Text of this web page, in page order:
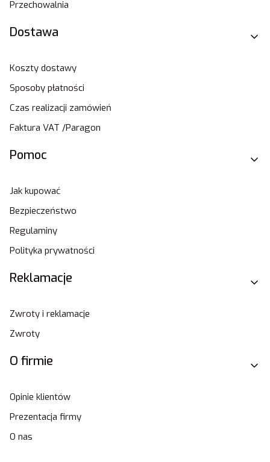
Przechowalnia
Dostawa
Koszty dostawy
Sposoby płatności
Czas realizacji zamówień
Faktura VAT /Paragon
Pomoc
Jak kupować
Bezpieczeństwo
Regulaminy
Polityka prywatności
Reklamacje
Zwroty i reklamacje
Zwroty
O firmie
Opinie klientów
Prezentacja firmy
O nas